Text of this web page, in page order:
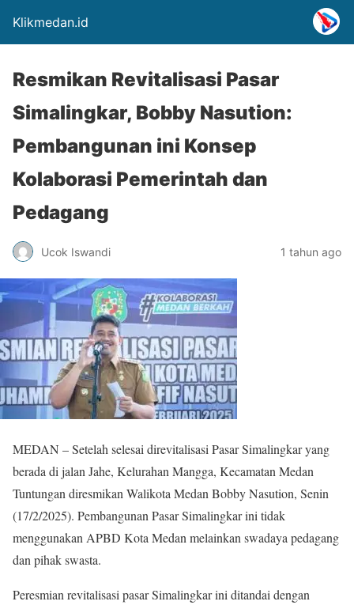
Klikmedan.id
Resmikan Revitalisasi Pasar
Simalingkar, Bobby Nasution:
Pembangunan ini Konsep
Kolaborasi Pemerintah dan
Pedagang
Ucok Iswandi 1 tahun ago
MEDAN – Setelah selesai direvitalisasi Pasar Simalingkar yang
berada di jalan Jahe, Kelurahan Mangga, Kecamatan Medan
Tuntungan diresmikan Walikota Medan Bobby Nasution, Senin
(17/2/2025). Pembangunan Pasar Simalingkar ini tidak
menggunakan APBD Kota Medan melainkan swadaya pedagang
dan pihak swasta.
Peresmian revitalisasi pasar Simalingkar ini ditandai dengan